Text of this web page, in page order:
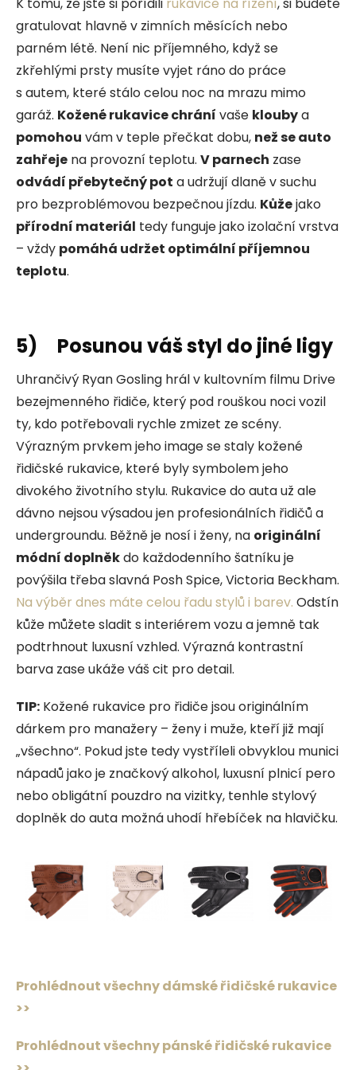
gratulovat hlavně v zimních měsících nebo
parném létě. Není nic příjemného, když se
zkřehlými prsty musíte vyjet ráno do práce
s autem, které stálo celou noc na mrazu mimo
garáž. Kožené rukavice chrání vaše kloubya
pomohou vám v teple přečkat dobu, než se auto
zahřeje na provozní teplotu. V parnech zase
odvádí přebytečný pot a udržují dlaně v suchu
pro bezproblémovou bezpečnou jízdu. Kůžejako
přírodní materiál tedy funguje jako izolační vrstva
– vždy pomáhá udržet optimální příjemnou
teplotu.
5) Posunou váš styl do jiné ligy
Uhrančivý Ryan Gosling hrál v kultovním filmu Drive
bezejmenného řidiče, který pod rouškou noci vozil
ty, kdo potřebovali rychle zmizet ze scény.
Výrazným prvkem jeho image se staly kožené
řidičské rukavice, které byly symbolem jeho
divokého životního stylu. Rukavice do auta už ale
dávno nejsou výsadou jen profesionálních řidičů a
undergroundu. Běžně je nosí i ženy, na originální
módní doplněkdo každodenního šatníku je
povýšila třeba slavná Posh Spice, Victoria Beckham.
Na výběr dnes máte celou řadu stylů i barev. Odstín
kůže můžete sladit s interiérem vozu a jemně tak
podtrhnout luxusní vzhled. Výrazná kontrastní
barva zase ukáže váš cit pro detail.
TIP: Kožené rukavice pro řidiče jsou originálním
dárkem pro manažery – ženy i muže, kteří již mají
„všechno“. Pokud jste tedy vystříleli obvyklou munici
nápadů jako je značkový alkohol, luxusní plnicí pero
nebo obligátní pouzdro na vizitky, tenhle stylový
doplněk do auta možná uhodí hřebíček na hlavičku.
Prohlédnout všechny dámské řidičské rukavice
>>
Prohlédnout všechny pánské řidičské rukavice